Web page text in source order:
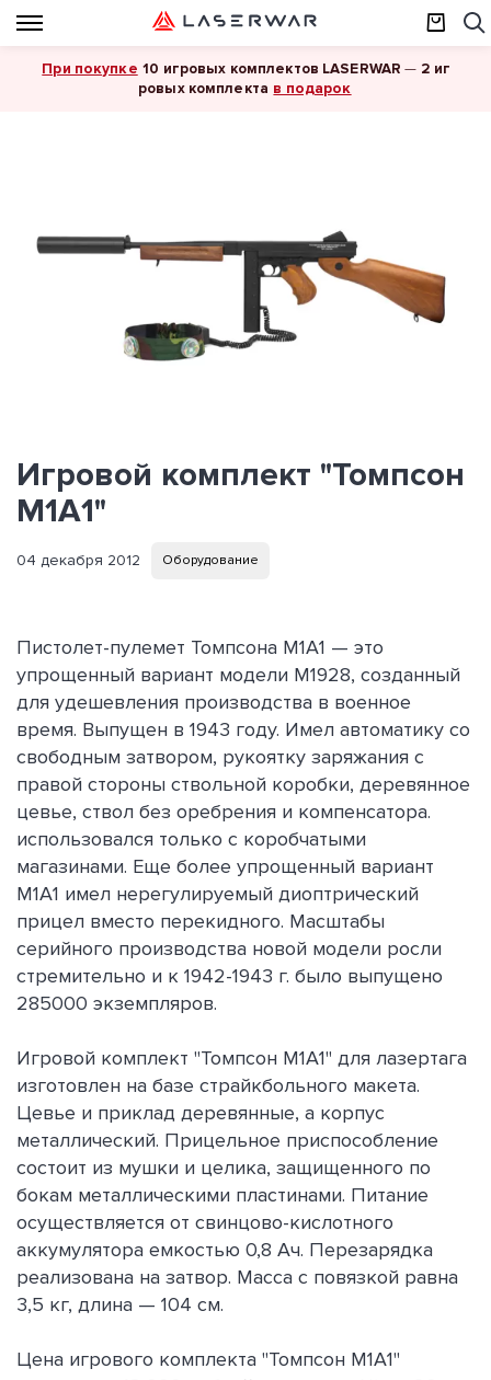
При покупке 10 игровых комплектов LASERWAR — 2 иг
ровых комплекта в подарок
Игровой комплект "Томпсон
M1A1"
04 декабря 2012 Оборудование
Пистолет-пулемет Томпсона M1A1 — это
упрощенный вариант модели М1928, созданный
для удешевления производства в военное
время. Выпущен в 1943 году. Имел автоматику со
свободным затвором, рукоятку заряжания с
правой стороны ствольной коробки, деревянное
цевье, ствол без оребрения и компенсатора.
использовался только с коробчатыми
магазинами. Еще более упрощенный вариант
М1А1 имел нерегулируемый диоптрический
прицел вместо перекидного. Масштабы
серийного производства новой модели росли
стремительно и к 1942-1943 г. было выпущено
285000 экземпляров.
Игровой комплект "Томпсон M1A1" для лазертага
изготовлен на базе страйкбольного макета.
Цевье и приклад деревянные, а корпус
металлический. Прицельное приспособление
состоит из мушки и целика, защищенного по
бокам металлическими пластинами. Питание
осуществляется от свинцово-кислотного
аккумулятора емкостью 0,8 Ач. Перезарядка
реализована на затвор. Масса с повязкой равна
3,5 кг, длина — 104 см.
Цена игрового комплекта "Томпсон M1A1"